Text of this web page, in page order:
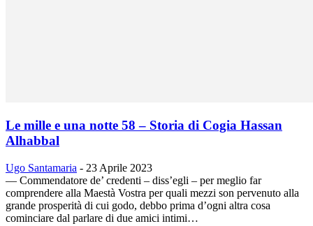
Le mille e una notte 58 – Storia di Cogia Hassan
Alhabbal
Ugo Santamaria - 23 Aprile 2023
— Commendatore de’ credenti – diss’egli – per meglio far
comprendere alla Maestà Vostra per quali mezzi son pervenuto alla
grande prosperità di cui godo, debbo prima d’ogni altra cosa
cominciare dal parlare di due amici intimi…